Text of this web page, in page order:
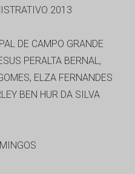
2013
DE CAMPO GRANDE
PERALTA BERNAL,
ELZA FERNANDES
BEN HUR DA SILVA